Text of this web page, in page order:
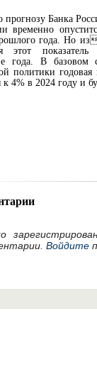
прогнозу Банка
временно
года. Но из
этот
года. В
базовом
политики годовая
к 4% в 2024 году и
Войдите